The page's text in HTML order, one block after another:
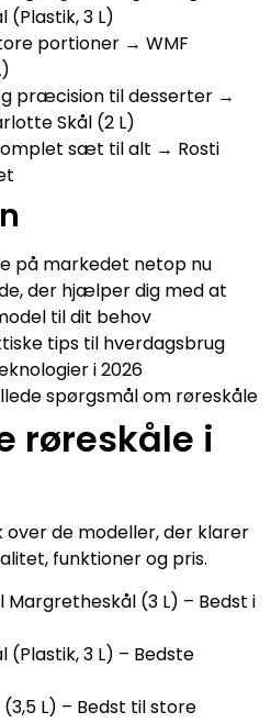
(Plastik, 3 L)
portioner → WMF
præcision til desserter →
Skål (2 L)
sæt til alt → Rosti
på markedet netop nu
der hjælper dig med at
til dit behov
tips til hverdagsbrug
i 2026
spørgsmål om røreskåle
røreskåle i
de modeller, der klarer
funktioner og pris.
Margretheskål (3 L) – Bedst i
(Plastik, 3 L) – Bedste
L) – Bedst til store